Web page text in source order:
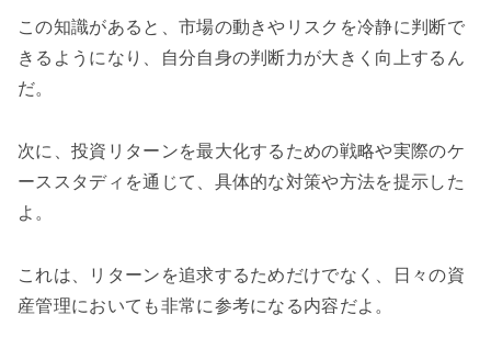
この知識があると、市場の動きやリスクを冷静に判断で
きるようになり、自分自身の判断力が大きく向上するん
だ。
次に、投資リターンを最大化するための戦略や実際のケ
ーススタディを通じて、具体的な対策や方法を提示した
よ。
これは、リターンを追求するためだけでなく、日々の資
産管理においても非常に参考になる内容だよ。